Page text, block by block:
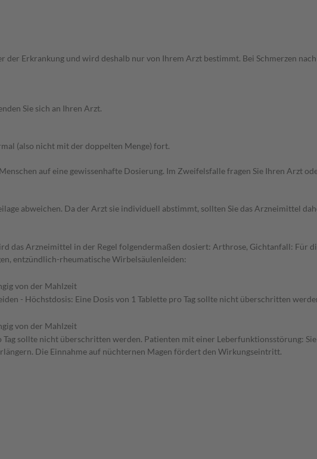
Erkrankung und wird deshalb nur von Ihrem Arzt bestimmt. Bei Schmerzen
Sie sich an Ihren Arzt.
(also nicht mit der doppelten Menge) fort.
auf eine gewissenhafte Dosierung. Im Zweifelsfalle fragen Sie Ihren Arzt
abweichen. Da der Arzt sie individuell abstimmt, sollten Sie das Arzneimittel
das Arzneimittel in der Regel folgendermaßen dosiert: Arthrose, Gichtanfall: Für
entzündlich-rheumatische Wirbelsäulenleiden:
von der Mahlzeit
- Höchstdosis: Eine Dosis von 1 Tablette pro Tag sollte nicht überschritten
von der Mahlzeit
sollte nicht überschritten werden. Patienten mit einer Leberfunktionsstörung:
Die Einnahme auf nüchternen Magen fördert den Wirkungseintritt.